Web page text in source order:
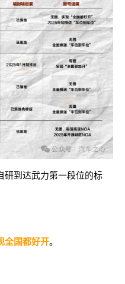
研到达武力第一段位的标
全国都好开。